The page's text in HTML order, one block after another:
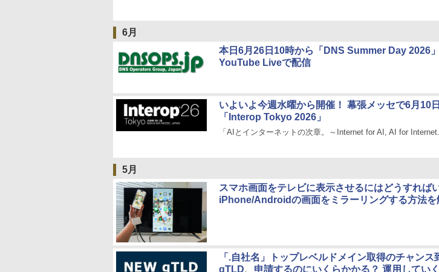
6月
本日6月26日10時から「DNS Summer Day 2026」
YouTube Liveで配信
いよいよ今週水曜から開催！ 幕張メッセで6月10
「Interop Tokyo 2026」
「AIとインターネットの次章。～Internet for AI, AI for
5月
スマホ画面をテレビに表示させるにはどうすれば
iPhone/Androidの画面をミラーリングする方法を
「.自社名」トップレベルドメイン取得のチャンス
gTLD、申請するのにいくらかかる？ 運用してい